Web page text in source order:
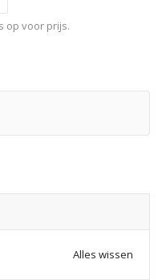
op voor prijs.
Alles wissen